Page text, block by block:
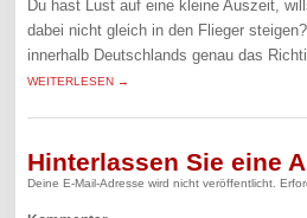
Du hast Lust auf eine kleine Auszeit,
dabei nicht gleich in den Flieger
innerhalb Deutschlands genau das
WEITERLESEN →
Hinterlassen Sie eine
Deine E-Mail-Adresse wird nicht veröffentlicht.